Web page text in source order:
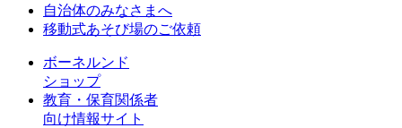
自治体のみなさまへ
移動式あそび場のご依頼
ボーネルンド
ショップ
教育・保育関係者
向け情報サイト